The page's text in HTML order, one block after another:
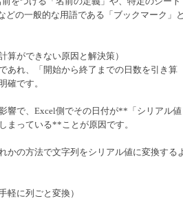
どの一般的な用語である「ブックマーク」
算ができない原因と解決策）
あれ、「開始から終了までの日数を引き算
確です。
響で、Excel側でその日付が**「シリアル
まっている**ことが原因です。
かの方法で文字列をシリアル値に変換する
軽に列ごと変換）